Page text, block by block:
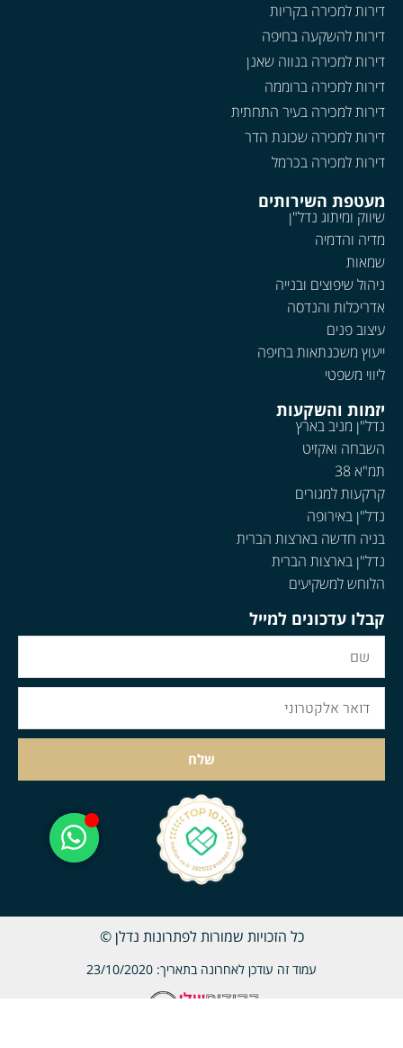
דירות למכירה בקריות
דירות להשקעה בחיפה
דירות למכירה בנווה שאנן
דירות למכירה ברוממה
דירות למכירה בעיר התחתית
דירות למכירה שכונת הדר
דירות למכירה בכרמל
מעטפת השירותים
שיווק ומיתוג נדל"ן
מדיה והדמיה
שמאות
ניהול שיפוצים ובנייה
אדריכלות והנדסה
עיצוב פנים
ייעוץ משכנתאות בחיפה
ליווי משפטי
יזמות והשקעות
נדל"ן מניב בארץ
השבחה ואקזיט
תמ"א 38
קרקעות למגורים
נדל"ן באירופה
בניה חדשה בארצות הברית
נדל"ן בארצות הברית
הלוחש למשקיעים
קבלו עדכונים למייל
שלח
כל הזכויות שמורות לפתרונות נדלן ©
עמוד זה עודכן לאחרונה בתאריך: 23/10/2020